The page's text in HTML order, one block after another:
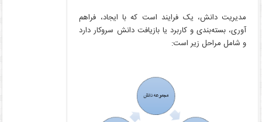
مدیریت دانش، یک فرایند است که با ایجاد، فراهم
آوری، بسته‌بندی و کاربرد یا بازیافت دانش سروکار دارد
و شامل مراحل زیر است: